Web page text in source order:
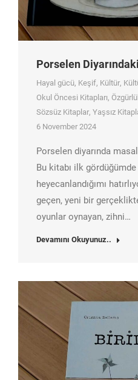
Porselen
Hayal gücü, Keşif, Kültür,
Okul Öncesi Kitapları,
Sözsüz Kitaplar, Yaşsız
6 November 2024
Porselen diyarında
Bu kitabı ilk
heyecanlandığımı
geçen, yeni bir
oyunlar oynayan, zihni…
Devamını Okuyunuz..